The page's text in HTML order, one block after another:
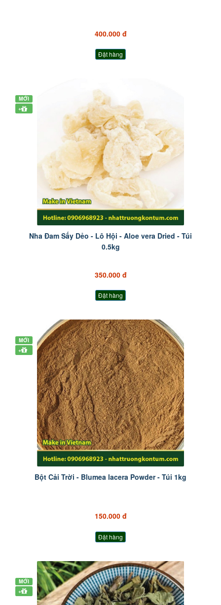
400.000 đ
Đặt hàng
MỚI
+
Nha Đam Sấy Dẻo - Lô Hội - Aloe vera Dried - Túi
0.5kg
350.000 đ
Đặt hàng
MỚI
+
Bột Cải Trời - Blumea lacera Powder - Túi 1kg
150.000 đ
Đặt hàng
MỚI
+